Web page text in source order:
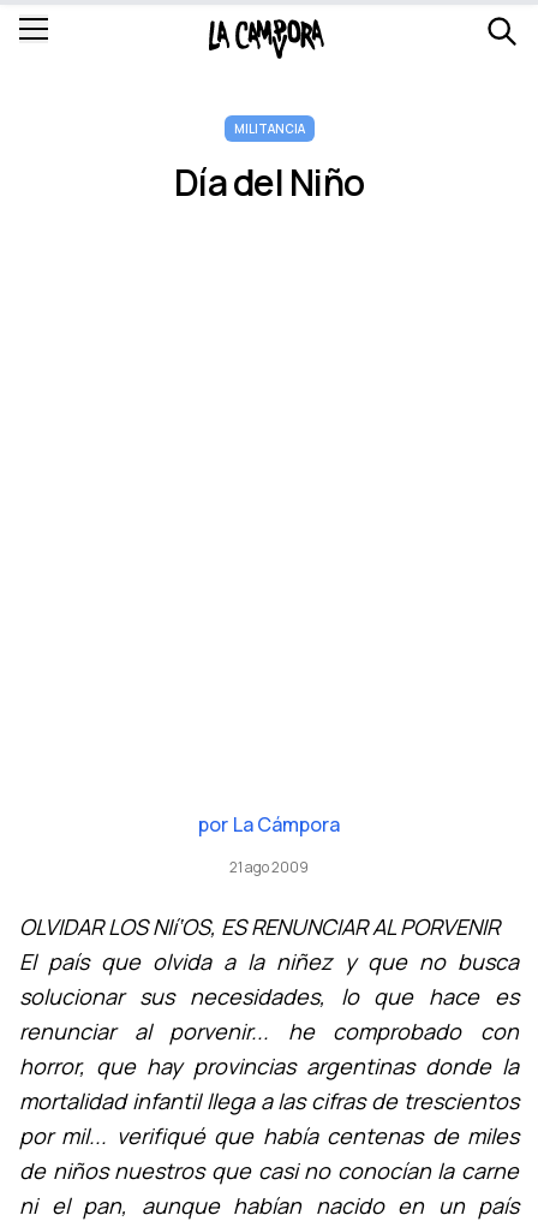
MILITANCIA
Dí­a del Niño
por La Cámpora
21 ago 2009
OLVIDAR LOS NIí‘OS, ES RENUNCIAR AL PORVENIR
El paí­s que olvida a la niñez y que no busca
solucionar sus necesidades, lo que hace es
renunciar al porvenir... he comprobado con
horror, que hay provincias argentinas donde la
mortalidad infantil llega a las cifras de trescientos
por mil... verifiqué que habí­a centenas de miles
de niños nuestros que casi no conocí­an la carne
ni el pan, aunque habí­an nacido en un paí­s